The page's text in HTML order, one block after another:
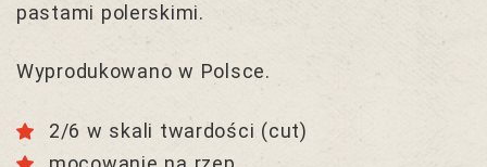
pastami polerskimi.
Wyprodukowano w Polsce.
2/6 w skali twardości (cut)